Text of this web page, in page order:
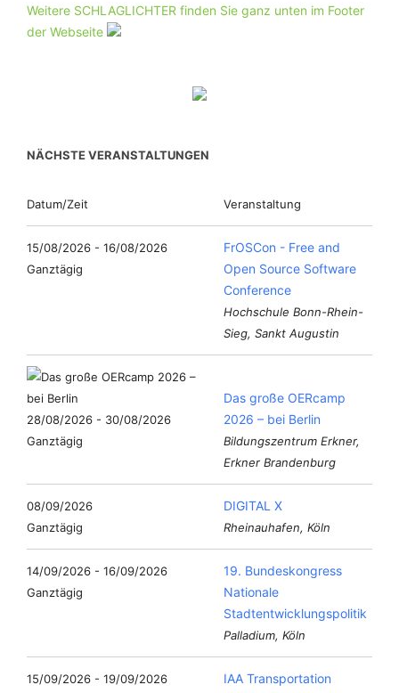
Weitere SCHLAGLICHTER finden Sie ganz unten im Footer
der Webseite
NÄCHSTE VERANSTALTUNGEN
Datum/Zeit Veranstaltung
15/08/2026 - 16/08/2026
Ganztägig
FrOSCon - Free and
Open Source Software
Conference
Hochschule Bonn-Rhein-
Sieg, Sankt Augustin
28/08/2026 - 30/08/2026
Ganztägig
Das große OERcamp
2026 – bei Berlin
Bildungszentrum Erkner,
Erkner Brandenburg
08/09/2026
Ganztägig
DIGITAL X
Rheinauhafen, Köln
14/09/2026 - 16/09/2026
Ganztägig
19. Bundeskongress
Nationale
Stadtentwicklungspolitik
Palladium, Köln
15/09/2026 - 19/09/2026
IAA Transportation